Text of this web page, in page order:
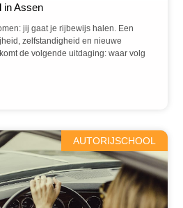
in Assen
jij gaat je rijbewijs halen. Een
zelfstandigheid en nieuwe
de volgende uitdaging: waar volg
AUTORIJSCHOOL